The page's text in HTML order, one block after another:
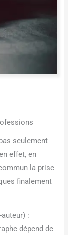
seulement
effet, en
la prise
finalement
:
dépend de